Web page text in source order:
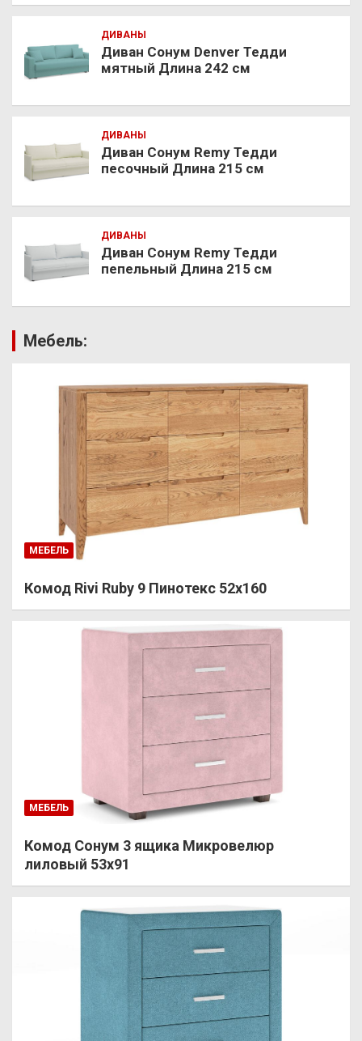
ДИВАНЫ
Диван Сонум Denver Тедди
мятный Длина 242 см
ДИВАНЫ
Диван Сонум Remy Тедди
песочный Длина 215 см
ДИВАНЫ
Диван Сонум Remy Тедди
пепельный Длина 215 см
Мебель:
МЕБЕЛЬ
Комод Rivi Ruby 9 Пинотекс 52х160
МЕБЕЛЬ
Комод Сонум 3 ящика Микровелюр
лиловый 53х91